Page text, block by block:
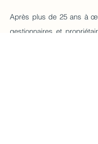
Après plus de 25 ans à
gestionnaires et